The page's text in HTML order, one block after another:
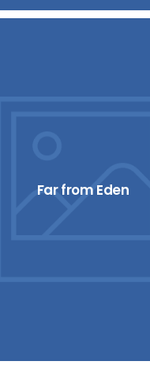
Far from Eden